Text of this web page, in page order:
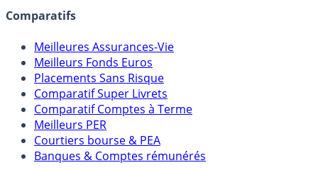
Meilleures Assurances-Vie
Meilleurs Fonds Euros
Placements Sans Risque
Comparatif Super Livrets
Comparatif Comptes à Terme
Meilleurs PER
Courtiers bourse & PEA